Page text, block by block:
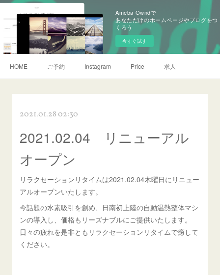
Ameba Owndで
あなただけのホームページやブログをつ
くろう
今すぐ試す
HOME ご予約 Instagram Price 求人
2021.01.28 02:30
2021.02.04 リニューアル
オープン
リラクセーションリタイムは2021.02.04木曜日にリニュー
アルオープンいたします。
今話題の水素吸引を創め、日南初上陸の自動温熱整体マシ
ンの導入し、価格もリーズナブルにご提供いたします。
日々の疲れを是非ともリラクセーションリタイムで癒して
ください。